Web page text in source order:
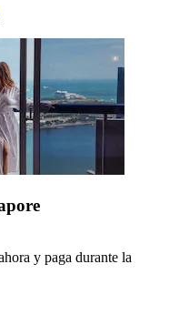
y paga durante la